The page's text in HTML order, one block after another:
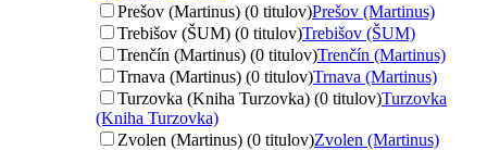
Prešov (Martinus) (0 titulov)Prešov (Martinus)
Trebišov (ŠUM) (0 titulov)Trebišov (ŠUM)
Trenčín (Martinus) (0 titulov)Trenčín (Martinus)
Trnava (Martinus) (0 titulov)Trnava (Martinus)
Turzovka (Kniha Turzovka) (0 titulov)Turzovka
(Kniha Turzovka)
Zvolen (Martinus) (0 titulov)Zvolen (Martinus)